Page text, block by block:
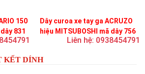
150
831
Dây curoa xe tay ga ACRUZO
hiệu MITSUBOSHI mã dây 756
Liên hệ: 0938454791
KẾT DÍNH